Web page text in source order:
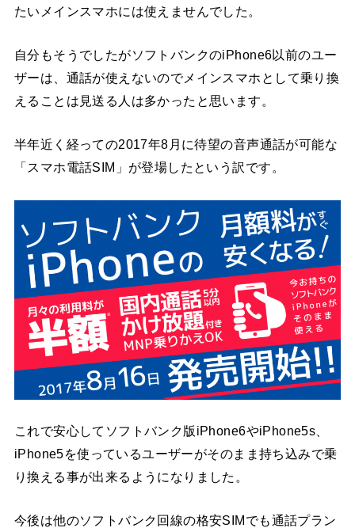
たいメインスマホには使えませんでした。
自分もそうでしたがソフトバンクのiPhone6以前のユー
ザーは、通話が使えないのでメインスマホとして乗り換
えることは見送る人は多かったと思います。
半年近く経っての2017年8月に待望の音声通話が可能な
「スマホ電話SIM」が登場したという訳です。
これで安心してソフトバンク版iPhone6やiPhone5s、
iPhone5を使っているユーザーがそのまま持ち込みで乗
り換える事が出来るようになりました。
今後は他のソフトバンク回線の格安SIMでも通話プラン